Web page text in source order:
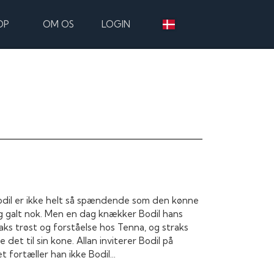
OM OS LOGIN
er ikke helt så spændende som den kønne
nok. Men en dag knækker Bodil hans
trøst og forståelse hos Tenna, og straks
det til sin kone. Allan inviterer Bodil på
fortæller han ikke Bodil...